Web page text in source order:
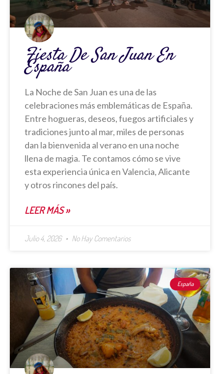
Fiesta De San Juan En
España
La Noche de San Juan es una de las
celebraciones más emblemáticas de España.
Entre hogueras, deseos, fuegos artificiales y
tradiciones junto al mar, miles de personas
dan la bienvenida al verano en una noche
llena de magia. Te contamos cómo se vive
esta experiencia única en Valencia, Alicante
y otros rincones del país.
LEER MÁS »
Julio 4, 2026 No Hay Comentarios
España